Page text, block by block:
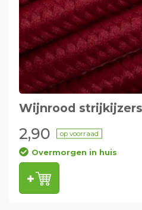
Wijnrood
2,90 op voorraad
Overmorgen in huis